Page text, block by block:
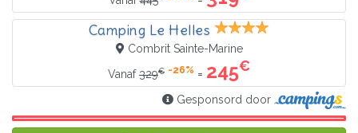
Camping Le Helles
Combrit Sainte-Marine
Vanaf329€ -26% = 245€
Gesponsord door